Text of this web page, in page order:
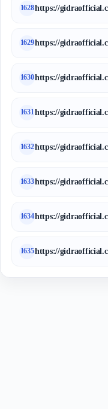
1628https://
1629https://
1630https://
1631https://
1632https://
1633https://
1634https://
1635https://